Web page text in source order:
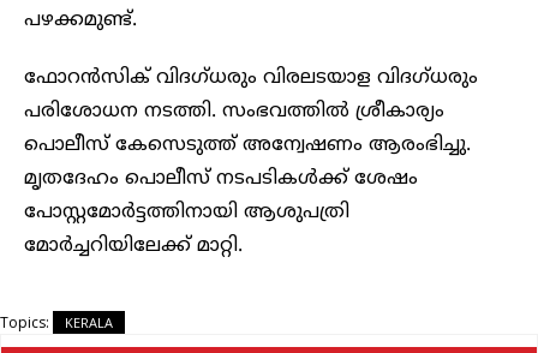
പഴക്കമുണ്ട്.
ഫോറന്‍സിക് വിദ​ഗ്ധരും വിരലടയാള വിദഗ്ധരും
പരിശോധന നടത്തി. സംഭവത്തില്‍ ശ്രീകാര്യം
പൊലീസ് കേസെടുത്ത് അന്വേഷണം ആരംഭിച്ചു.
മൃതദേഹം പൊലീസ് നടപടികള്‍ക്ക് ശേഷം
പോസ്റ്റമോര്‍‌ട്ടത്തിനായി ആശുപത്രി
മോര്‍ച്ചറിയിലേക്ക് മാറ്റി.
Topics: KERALA